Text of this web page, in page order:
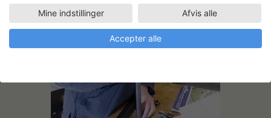
Mine indstillinger Afvis alle
Accepter alle